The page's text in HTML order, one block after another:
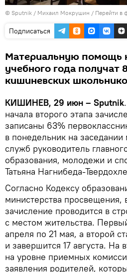
© Sputnik / Михаил Мокрушин / Перейти в
Подписаться
Материальную помощь
учебного года получат
кишиневских
КИШИНЕВ, 29 июн – Sputnik
начала второго этапа
записаны 63%
в понедельник на
служб руководитель
образования, молодежи и
Татьяна Нагнибеда-
Согласно Кодексу
министерства просвещения,
зачисление проводится в
с местом жительства.
апреля по 21 мая, а второй
и завершится 17 августа. На
на уровне приемных
заявления родителей,